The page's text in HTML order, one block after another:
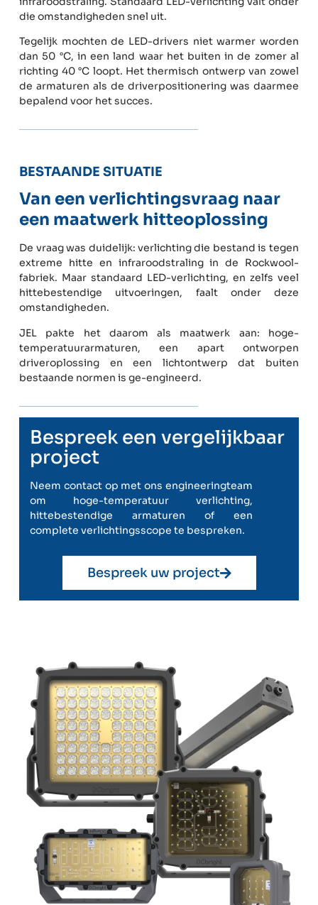
die omstandigheden snel uit.
Tegelijk mochten de LED-drivers niet warmer worden
dan 50 °C, in een land waar het buiten in de zomer al
richting 40 °C loopt. Het thermisch ontwerp van zowel
de armaturen als de driverpositionering was daarmee
bepalend voor het succes.
BESTAANDE SITUATIE
Van een verlichtingsvraag naar
een maatwerk hitteoplossing
De vraag was duidelijk: verlichting die bestand is tegen
extreme hitte en infraroodstraling in de Rockwool-
fabriek. Maar standaard LED-verlichting, en zelfs veel
hittebestendige uitvoeringen, faalt onder deze
omstandigheden.
JEL pakte het daarom als maatwerk aan: hoge-
temperatuurarmaturen, een apart ontworpen
driveroplossing en een lichtontwerp dat buiten
bestaande normen is ge-engineerd.
Bespreek een vergelijkbaar
project
Neem contact op met ons engineeringteam
om hoge-temperatuur verlichting,
hittebestendige armaturen of een
complete verlichtingsscope te bespreken.
Bespreek uw project